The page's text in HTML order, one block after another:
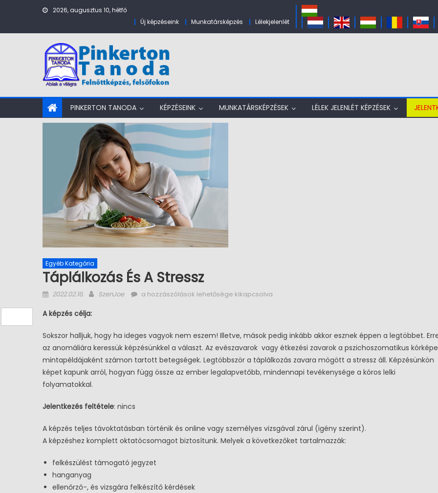
Skip to content
2026, augusztus 10, hétfő
Új képzéseink
Munkatársképzés Lélekjelenlét
PINKERTON TANODA KÉPZÉSEINK MUNKATÁRSKÉPZÉSEK LÉLEK JELENLÉT KÉPZÉSEK
Egyéb Kategória
Táplálkozás És A Stressz
Posted on
2022.02.16. Author
SzenJoe Táplálkozás és a stressz bejegyzéshez
a hozzászólások lehetősége kikapcsolva
A képzés célja:
Sokszor halljuk, hogy ha ideges vagyok nem eszem! Illetve, mások pedig inkább akkor esznek éppen a legtöbbet.
az anomáliára keressük képzésünkkel a választ. Az evészavarok vagy étkezési zavarok a pszichoszomatikus
mintapéldájaként számon tartott betegségek. Legtöbbször a táplálkozás zavara mögött a stressz áll. Képzésünkön
képet kapunk arról, hogyan függ össze az ember legalapvetőbb, mindennapi tevékenysége a kóros lelki
folyamatokkal.
Jelentkezés feltétele: nincs
A képzés teljes távoktatásban történik és online vagy személyes vizsgával zárul (igény szerint).
A képzéshez komplett oktatócsomagot biztosítunk. Melyek a következőket tartalmazzák:
felkészülést támogató jegyzet
hanganyag
ellenőrző-, és vizsgára felkészítő kérdések
Kereskedelem Új Képzéseink
Drogerista
Kereskedelem Új Képzéseink Kereskedelem